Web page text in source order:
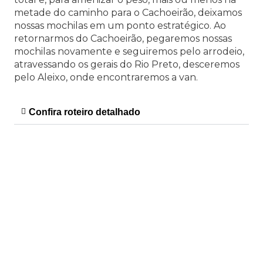
metade do caminho para o Cachoeirão, deixamos
nossas mochilas em um ponto estratégico. Ao
retornarmos do Cachoeirão, pegaremos nossas
mochilas novamente e seguiremos pelo arrodeio,
atravessando os gerais do Rio Preto, desceremos
pelo Aleixo, onde encontraremos a van.
Confira roteiro detalhado